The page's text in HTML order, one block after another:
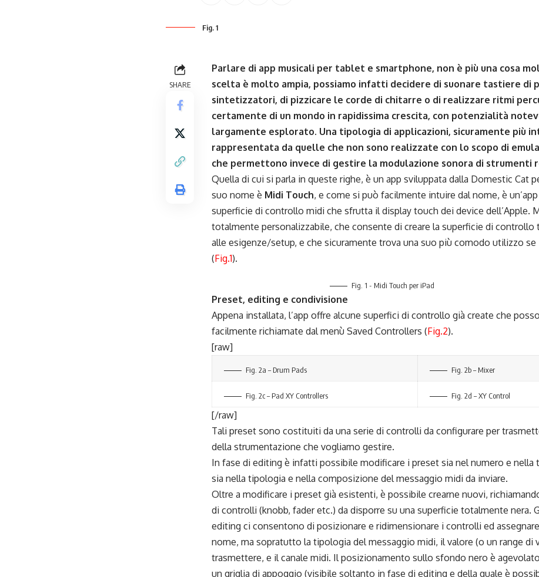
Fig. 1
SHARE
Parlare di app musicali per tablet e smartphone, non è più una cosa
scelta è molto ampia, possiamo infatti decidere di suonare tastiere di
sintetizzatori, di pizzicare le corde di chitarre o di realizzare ritmi
certamente di un mondo in rapidissima crescita, con potenzialità
largamente esplorato. Una tipologia di applicazioni, sicuramente più
rappresentata da quelle che non sono realizzate con lo scopo di
che permettono invece di gestire la modulazione sonora di strumenti
Quella di cui si parla in queste righe, è un app sviluppata dalla Domestic Cat
suo nome è Midi Touch, e come si può facilmente intuire dal nome, è
superficie di controllo midi che sfrutta il display touch dei device dell’Apple.
totalmente personalizzabile, che consente di creare la superficie di controllo
alle esigenze/setup, e che sicuramente trova una suo più comodo utilizzo se
(Fig.1).
Fig. 1 - Midi Touch per iPad
Preset, editing e condivisione
Appena installata, l’app offre alcune superfici di controllo già create che
facilmente richiamate dal menù Saved Controllers (Fig.2).
[raw]
Fig. 2a – Drum Pads Fig. 2b – Mixer
Fig. 2c – Pad XY Controllers Fig. 2d – XY Control
[/raw]
Tali preset sono costituiti da una serie di controlli da configurare per
della strumentazione che vogliamo gestire.
In fase di editing è infatti possibile modificare i preset sia nel numero e
sia nella tipologia e nella composizione del messaggio midi da inviare.
Oltre a modificare i preset già esistenti, è possibile crearne nuovi,
di controlli (knobb, fader etc.) da disporre su una superficie totalmente nera.
editing ci consentono di posizionare e ridimensionare i controlli ed
nome, ma sopratutto la tipologia del messaggio midi, il valore (o un range di
trasmettere, e il canale midi. Il posizionamento sullo sfondo nero è
un griglia di appoggio (visibile soltanto in fase di editing e della quale è